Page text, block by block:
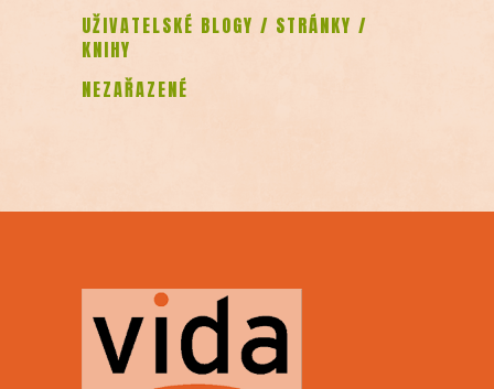
UŽIVATELSKÉ BLOGY / STRÁNKY /
KNIHY
NEZAŘAZENÉ